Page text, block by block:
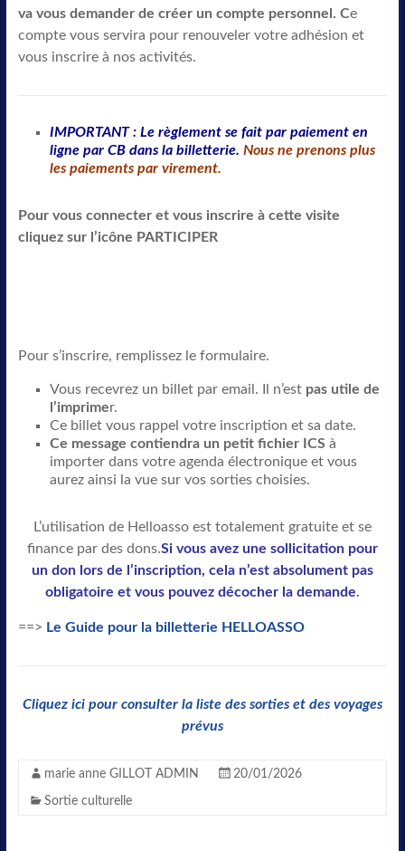
va vous demander de créer un compte personnel. Ce
compte vous servira pour renouveler votre adhésion et
vous inscrire à nos activités.
IMPORTANT : Le règlement se fait par paiement en
ligne par CB dans la billetterie. Nous ne prenons plus
les paiements par virement.
Pour vous connecter et vous inscrire à cette visite
cliquez sur l’icône PARTICIPER
Pour s’inscrire, remplissez le formulaire.
Vous recevrez un billet par email. Il n’est pas utile de
l’imprimer.
Ce billet vous rappel votre inscription et sa date.
Ce message contiendra un petit fichier ICS à
importer dans votre agenda électronique et vous
aurez ainsi la vue sur vos sorties choisies.
L’utilisation de Helloasso est totalement gratuite et se
finance par des dons.Si vous avez une sollicitation pour
un don lors de l’inscription, cela n’est absolument pas
obligatoire et vous pouvez décocher la demande.
==> Le Guide pour la billetterie HELLOASSO
Cliquez ici pour consulter la liste des sorties et des voyages
prévus
marie anne GILLOT ADMIN 20/01/2026
Sortie culturelle